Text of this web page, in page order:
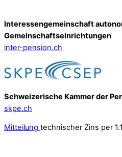
Interessengemeinschaft
Gemeinschafts­einrichtungen
inter-pension.ch
Schweizerische Kammer der
skpe.ch
Mitteilung technischer Zins per